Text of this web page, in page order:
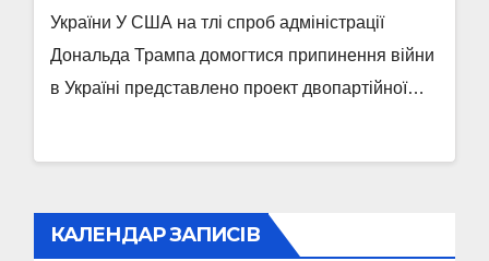
України У США на тлі спроб адміністрації
Дональда Трампа домогтися припинення війни
в Україні представлено проект двопартійної…
КАЛЕНДАР ЗАПИСІВ